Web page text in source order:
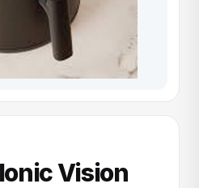
Vision